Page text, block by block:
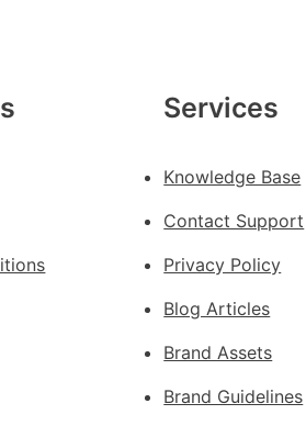
宅
計
船
Services
Knowledge Base
Contact Support
Privacy Policy
Blog Articles
Brand Assets
Brand Guidelines